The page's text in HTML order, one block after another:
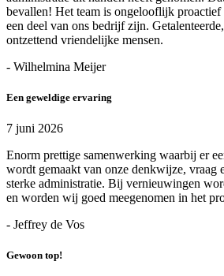
bevallen! Het team is ongelooflijk proactief
een deel van ons bedrijf zijn.
ontzettend vriendelijke mensen.
- Wilhelmina Meijer
Een geweldige ervaring
7 juni 2026
Enorm prettige samenwerking waarbij er
wordt gemaakt van onze denkwijze, vraag
sterke administratie. Bij vernieuwingen
en worden wij goed meegenomen in het
- Jeffrey de Vos
Gewoon top!